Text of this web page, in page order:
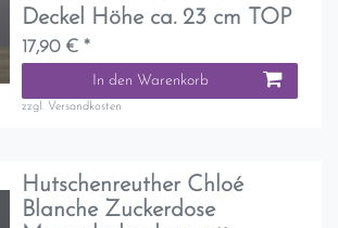
Deckel Höhe ca. 23 cm TOP
17,90 € *
In den Warenkorb
zzgl. Versandkosten
Hutschenreuther Chloé
Blanche Zuckerdose